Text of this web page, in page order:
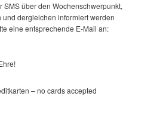
SMS über den Wochenschwerpunkt,
dergleichen informiert werden
eine entsprechende E-Mail an:
– no cards accepted